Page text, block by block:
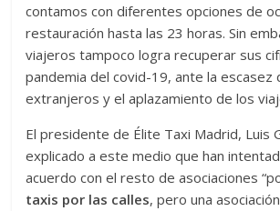
contamos con diferentes opciones de
restauración hasta las 23 horas. Sin
viajeros tampoco logra recuperar sus
pandemia del covid-19, ante la escasez
extranjeros y el aplazamiento de los
El presidente de Élite Taxi Madrid, Luis
explicado a este medio que han
acuerdo con el resto de asociaciones
taxis por las calles, pero una